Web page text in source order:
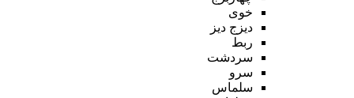
خوی
دیزج دیز
ربط
سردشت
سرو
سلماس